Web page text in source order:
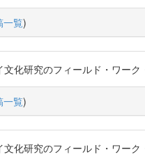
一覧)
文化研究のフィールド・ワ
一覧)
文化研究のフィールド・ワ